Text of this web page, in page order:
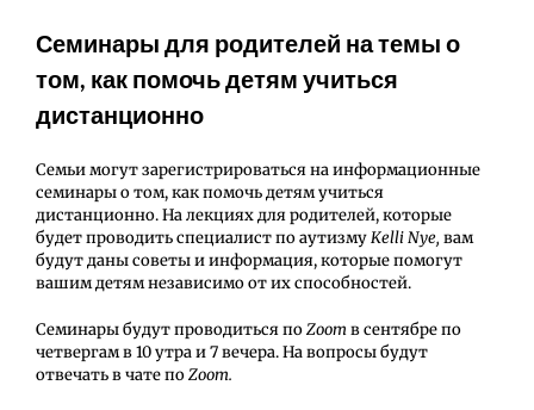
Семинары для родителей на темы о
том, как помочь детям учиться
дистанционно
Семьи могут зарегистрироваться на информационные
семинары о том, как помочь детям учиться
дистанционно. На лекциях для родителей, которые
будет проводить специалист по аутизмуKelliNye, вам
будут даны советы и информация, которые помогут
вашим детям независимо от их способностей.
Семинары будут проводиться поZoomв сентябре по
четвергам в 10 утра и 7 вечера. На вопросы будут
отвечать в чате поZoom.